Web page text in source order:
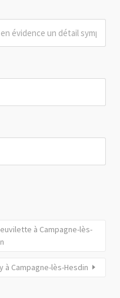
à Campagne-lès-
à Campagne-lès-Hesdin